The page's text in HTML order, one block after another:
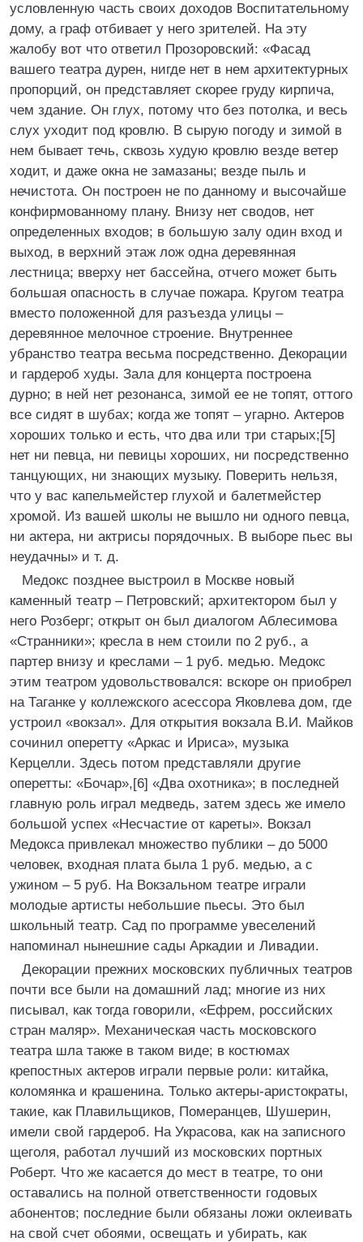
условленную часть своих доходов Воспитательному
дому, а граф отбивает у него зрителей. На эту
жалобу вот что ответил Прозоровский: «Фасад
вашего театра дурен, нигде нет в нем архитектурных
пропорций, он представляет скорее груду кирпича,
чем здание. Он глух, потому что без потолка, и весь
слух уходит под кровлю. В сырую погоду и зимой в
нем бывает течь, сквозь худую кровлю везде ветер
ходит, и даже окна не замазаны; везде пыль и
нечистота. Он построен не по данному и высочайше
конфирмованному плану. Внизу нет сводов, нет
определенных входов; в большую залу один вход и
выход, в верхний этаж лож одна деревянная
лестница; вверху нет бассейна, отчего может быть
большая опасность в случае пожара. Кругом театра
вместо положенной для разъезда улицы –
деревянное мелочное строение. Внутреннее
убранство театра весьма посредственно. Декорации
и гардероб худы. Зала для концерта построена
дурно; в ней нет резонанса, зимой ее не топят, оттого
все сидят в шубах; когда же топят – угарно. Актеров
хороших только и есть, что два или три старых;[5]
нет ни певца, ни певицы хороших, ни посредственно
танцующих, ни знающих музыку. Поверить нельзя,
что у вас капельмейстер глухой и балетмейстер
хромой. Из вашей школы не вышло ни одного певца,
ни актера, ни актрисы порядочных. В выборе пьес вы
неудачны» и т. д.
Медокс позднее выстроил в Москве новый
каменный театр – Петровский; архитектором был у
него Розберг; открыт он был диалогом Аблесимова
«Странники»; кресла в нем стоили по 2 руб., а
партер внизу и креслами – 1 руб. медью. Медокс
этим театром удовольствовался: вскоре он приобрел
на Таганке у коллежского асессора Яковлева дом, где
устроил «вокзал». Для открытия вокзала В.И. Майков
сочинил оперетту «Аркас и Ириса», музыка
Керцелли. Здесь потом представляли другие
оперетты: «Бочар»,[6] «Два охотника»; в последней
главную роль играл медведь, затем здесь же имело
большой успех «Несчастие от кареты». Вокзал
Медокса привлекал множество публики – до 5000
человек, входная плата была 1 руб. медью, а с
ужином – 5 руб. На Вокзальном театре играли
молодые артисты небольшие пьесы. Это был
школьный театр. Сад по программе увеселений
напоминал нынешние сады Аркадии и Ливадии.
Декорации прежних московских публичных театров
почти все были на домашний лад; многие из них
писывал, как тогда говорили, «Ефрем, российских
стран маляр». Механическая часть московского
театра шла также в таком виде; в костюмах
крепостных актеров играли первые роли: китайка,
коломянка и крашенина. Только актеры-аристократы,
такие, как Плавильщиков, Померанцев, Шушерин,
имели свой гардероб. На Украсова, как на записного
щеголя, работал лучший из московских портных
Роберт. Что же касается до мест в театре, то они
оставались на полной ответственности годовых
абонентов; последние были обязаны ложи оклеивать
на свой счет обоями, освещать и убирать, как